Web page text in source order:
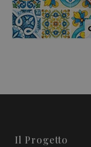
Il Progetto